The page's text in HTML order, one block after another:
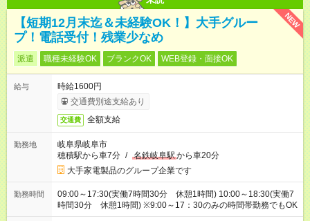
NEW
【短期12月末迄＆未経験OK！】大手グルー
プ！電話受付！残業少なめ
派遣 職種未経験OK ブランクOK WEB登録・面接OK
給与
時給1600円
交通費別途支給あり
交通費 全額支給
勤務地
岐阜県岐阜市
穂積駅から車7分 / 名鉄岐阜駅から車20分
大手家電製品のグループ企業です
勤務時間
09:00～17:30(実働7時間30分 休憩1時間) 10:00～18:30(実働7
時間30分 休憩1時間) ※9:00～17：30のみの時間帯勤務でもOK